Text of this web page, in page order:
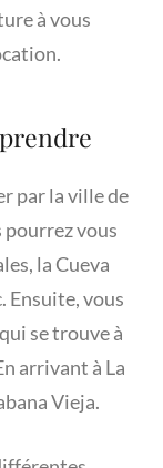
à vous
par la ville de
pourrez vous
la Cueva
Ensuite, vous
se trouve à
arrivant à La
Vieja.